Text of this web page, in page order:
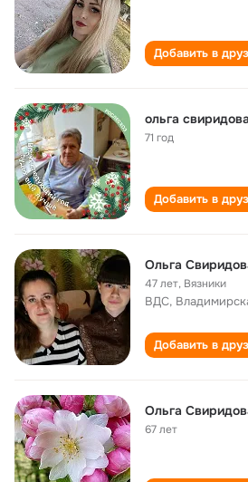
Добавить в
ольга свиридова
71 год
Добавить в
Ольга
47 лет, Вязники
ВДС,
Добавить в
Ольга
67 лет